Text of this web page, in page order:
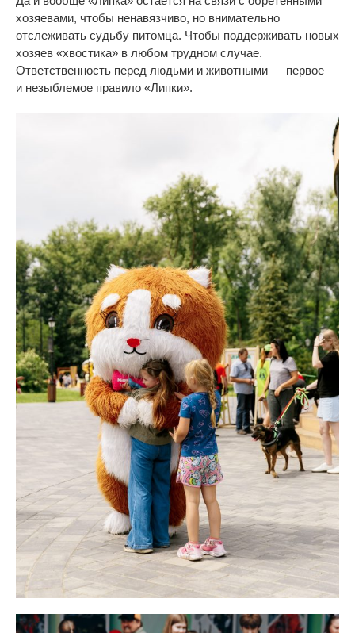
хозяевами, чтобы ненавязчиво, но внимательно
отслеживать судьбу питомца. Чтобы поддерживать новых
хозяев «хвостика» в любом трудном случае.
Ответственность перед людьми и животными — первое
и незыблемое правило «Липки».